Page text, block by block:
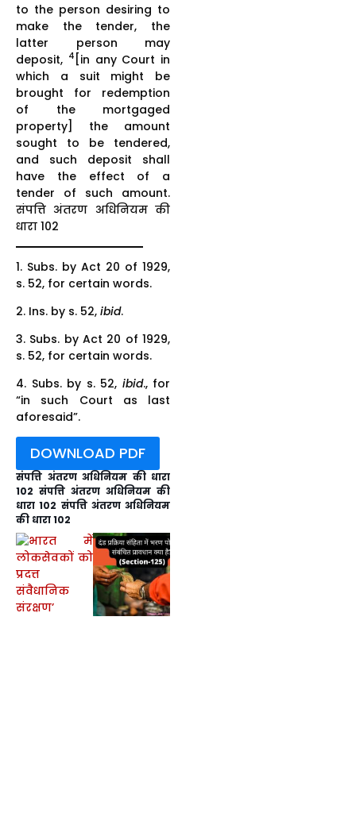
to the person desiring to
make the tender, the
latter person may
deposit, 4 [in any Court in
which a suit might be
brought for redemption
of the mortgaged
property] the amount
sought to be tendered,
and such deposit shall
have the effect of a
tender of such amount.
संपत्ति अंतरण अधिनियम की
धारा 102
1. Subs. by Act 20 of 1929,
s. 52, for certain words.
2. Ins. by s. 52, ibid.
3. Subs. by Act 20 of 1929,
s. 52, for certain words.
4. Subs. by s. 52, ibid., for
“in such Court as last
aforesaid”.
DOWNLOAD PDF
संपत्ति अंतरण अधिनियम की धारा
102 संपत्ति अंतरण अधिनियम की
धारा 102 संपत्ति अंतरण अधिनियम
की धारा 102